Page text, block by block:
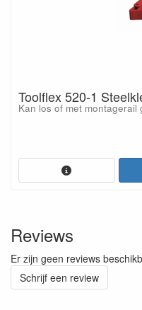
Toolflex 520-1
Kan los of met montagerail
Reviews
Er zijn geen reviews
Schrijf een review